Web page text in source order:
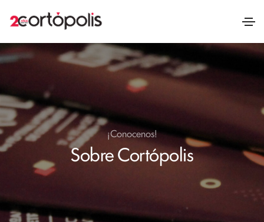
¡Conocenos!
Sobre Cortópolis